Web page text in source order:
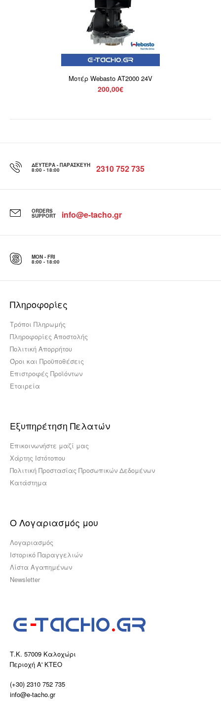
Μοτέρ Webasto AT2000 24V
200,00€
ΔΕΥΤΈΡΑ - ΠΑΡΑΣΚΕΥΉ
8:00 - 18:00 2310 752 735
ORDERS
SUPPORT info@e-tacho.gr
MON - FRI
8:00 - 18:00
Πληροφορίες
Τρόποι Πληρωμής
Πληροφορίες Αποστολής
Πολιτική Απορρήτου
Όροι και Προϋποθέσεις
Επιστροφές Προϊόντων
Εταιρεία
Εξυπηρέτηση Πελατών
Επικοινωνήστε μαζί μας
Χάρτης Ιστότοπου
Πολιτική Προστασίας Προσωπικών Δεδομένων
Κατάστημα
Ο Λογαριασμός μου
Λογαριασμός
Ιστορικό Παραγγελιών
Λίστα Αγαπημένων
Newsletter
Τ.Κ. 57009 Καλοχώρι
Περιοχή Α' ΚΤΕΟ
(+30) 2310 752 735
info@e-tacho.gr